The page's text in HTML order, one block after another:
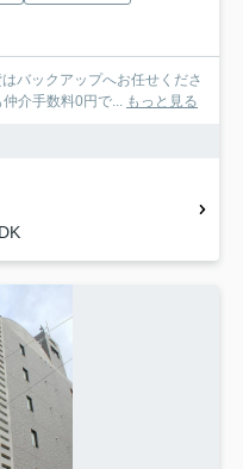
バックアップへお任せくださ
介手数料0円で... もっと見る